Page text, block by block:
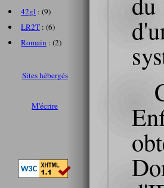
42gl : (9)
LR2T : (6)
Romain : (2)
Sites hébergés
M'écrire